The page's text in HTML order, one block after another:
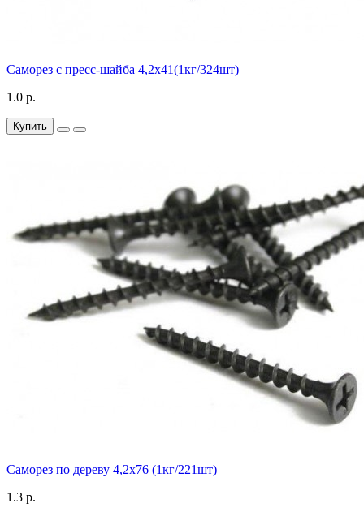
Саморез с пресс-шайба 4,2х41(1кг/324шт)
1.0 р.
Купить
Саморез по дереву 4,2х76 (1кг/221шт)
1.3 р.